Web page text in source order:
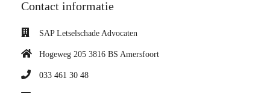
Contact informatie
SAP Letselschade Advocaten
Hogeweg 205 3816 BS Amersfoort
033 461 30 48